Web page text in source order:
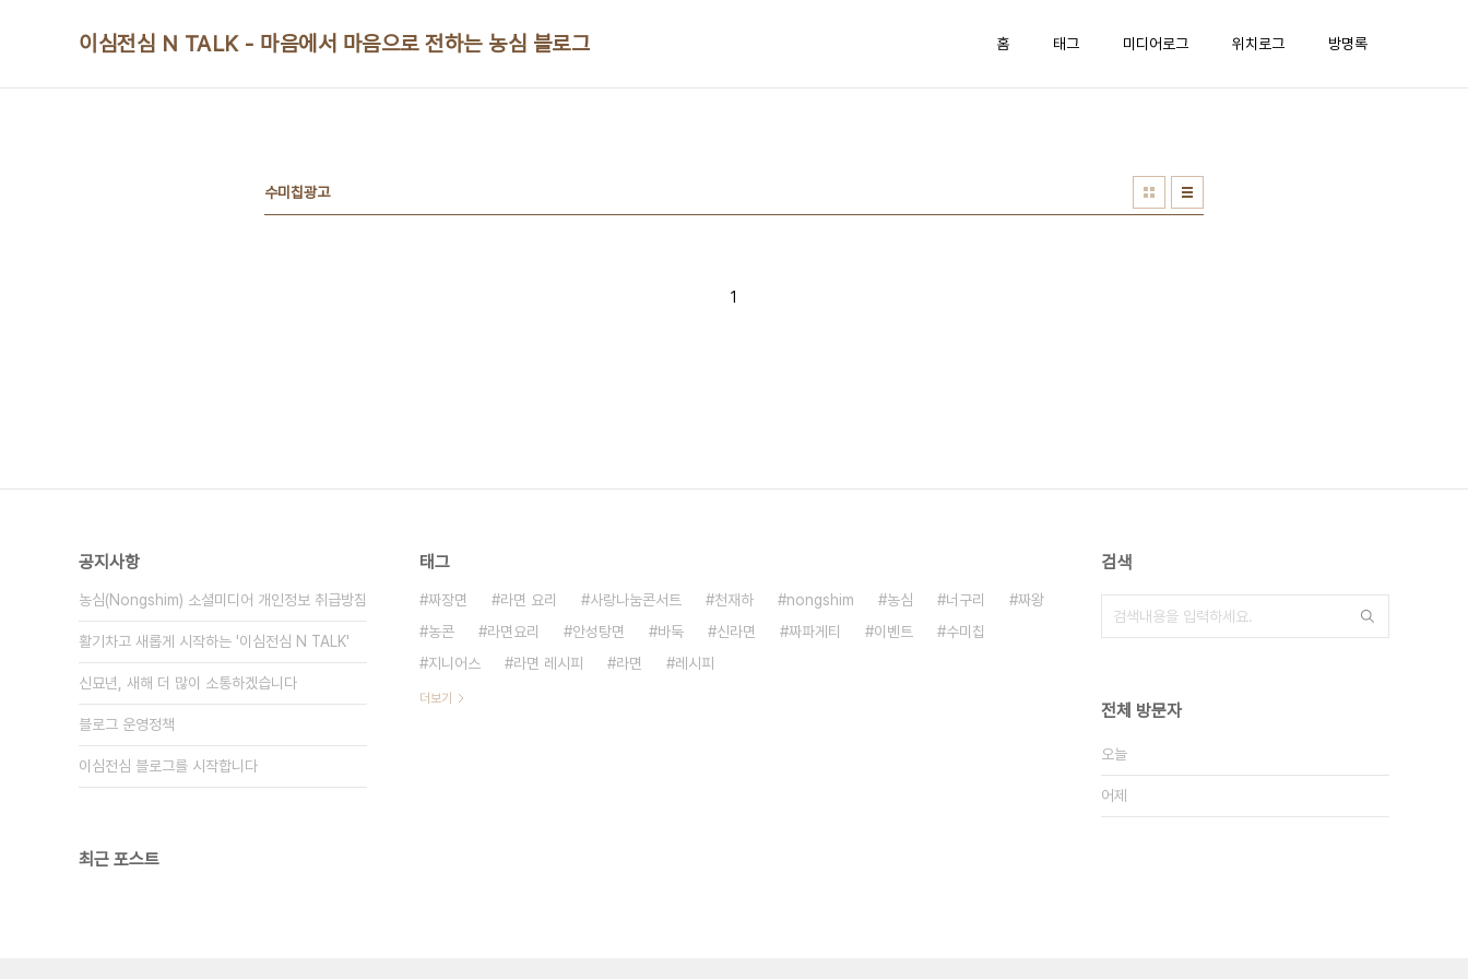
이심전심 N TALK - 마음에서 마음으로 전하는 농심 블로그 홈 태그 미디어로그 위치로그 방명록
수미칩광고
1
공지사항
농심(Nongshim) 소셜미디어 개인정보 취급방침
활기차고 새롭게 시작하는 '이심전심 N TALK'
신묘년, 새해 더 많이 소통하겠습니다
블로그 운영정책
이심전심 블로그를 시작합니다
최근 포스트
태그
짜장면 라면 요리 사랑나눔콘서트 천재하 nongshim 농심 너구리
짜왕
농콘
라면요리 안성탕면 바둑 신라면 짜파게티 이벤트
수미칩
지니어스
라면 레시피 라면 레시피
더보기
검색
전체 방문자
오늘
어제